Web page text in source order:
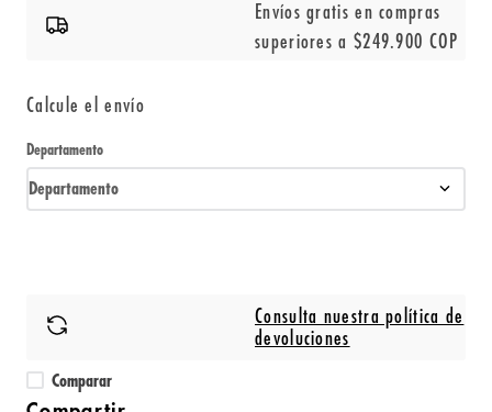
Envíos gratis en compras
superiores a $249.900 COP
Calcule el envío
Departamento
Departamento
Consulta nuestra política de
devoluciones
Comparar